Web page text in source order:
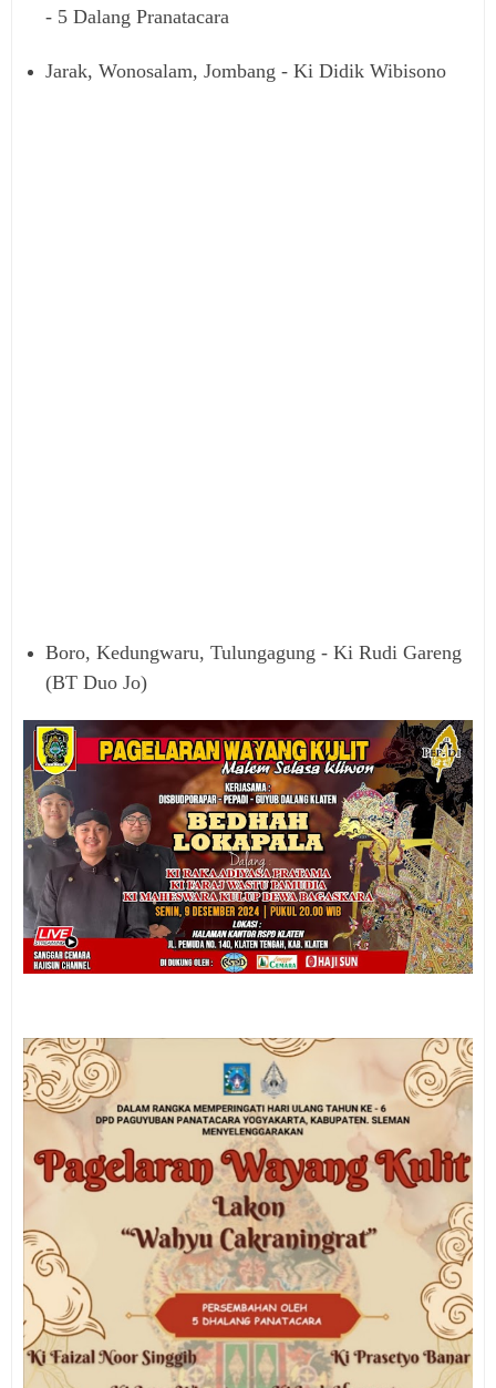
- 5 Dalang Pranatacara
Jarak, Wonosalam, Jombang - Ki Didik Wibisono
Boro, Kedungwaru, Tulungagung - Ki Rudi Gareng
(BT Duo Jo)